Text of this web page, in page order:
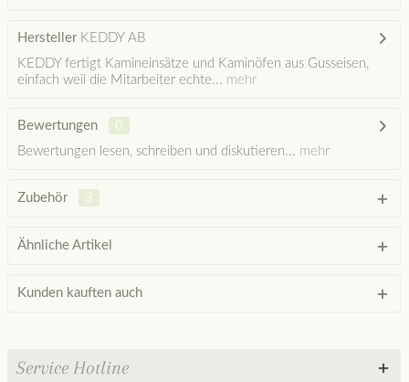
HerstellerKEDDY AB
KEDDY fertigt Kamineinsätze und Kaminöfen aus Gusseisen,
einfach weil die Mitarbeiter echte... mehr
Bewertungen
0
Bewertungen lesen, schreiben und diskutieren... mehr
Zubehör 3
Ähnliche Artikel
Kunden kauften auch
Service Hotline